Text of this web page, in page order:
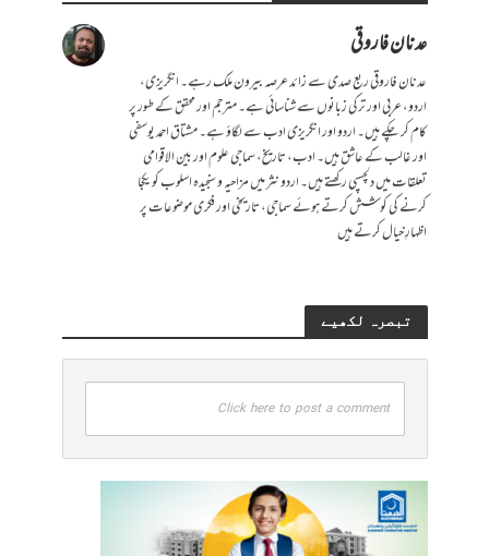
عدنان فاروقی
عدنان فاروقی ربع صدی سے زائد عرصہ بیرون ملک رہے۔ انگریزی،
اردو، عربی اور ترکی زبانوں سے شناسائی ہے۔ مترجم اور محقق کے طور پر
کام کر چکے ہیں۔ اردو اور انگریزی ادب سے لگاؤ ہے۔ مشتاق احمد یوسفی
اور غالب کے عاشق ہیں۔ ادب، تاریخ، سماجی علوم اور بین الاقوامی
تعلقات میں دلچسپی رکھتے ہیں۔ اردو نثر میں مزاحیہ و سنجیدہ اسلوب کو یکجا
کرنے کی کوشش کرتے ہوئے سماجی، تاریخی اور فکری موضوعات پر
اظہارِ خیال کرتے ہیں
تبصرہ لکھیے
Click here to post a comment